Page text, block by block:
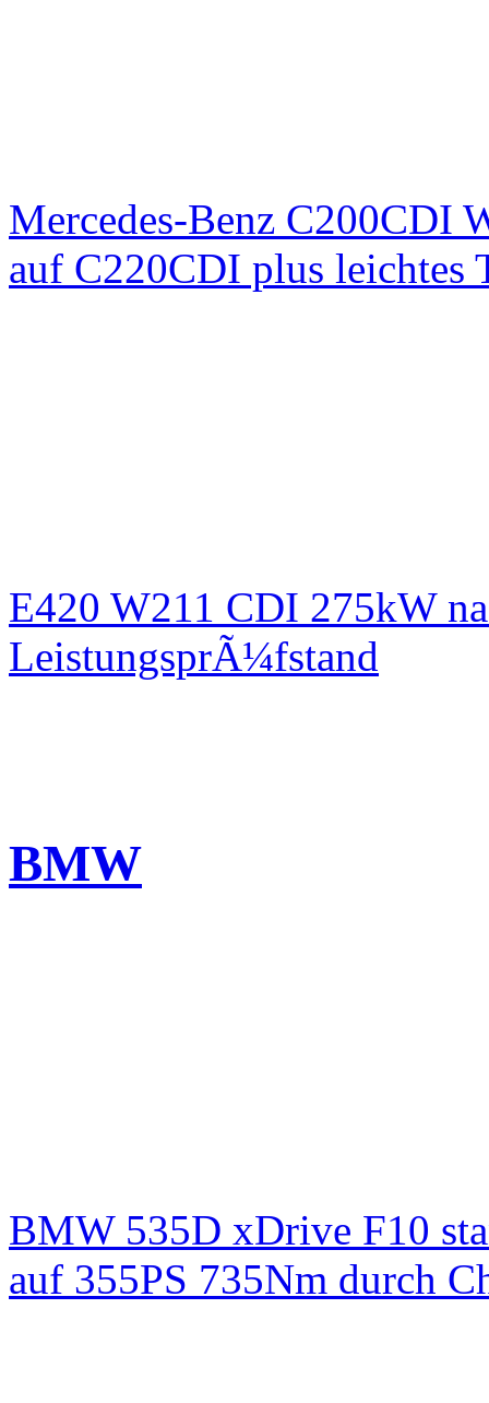
Mercedes-Benz C200CDI
auf C220CDI plus
E420 W211 CDI 275kW
LeistungsprÃ¼fstand
BMW
BMW 535D xDrive F10
auf 355PS 735Nm durch